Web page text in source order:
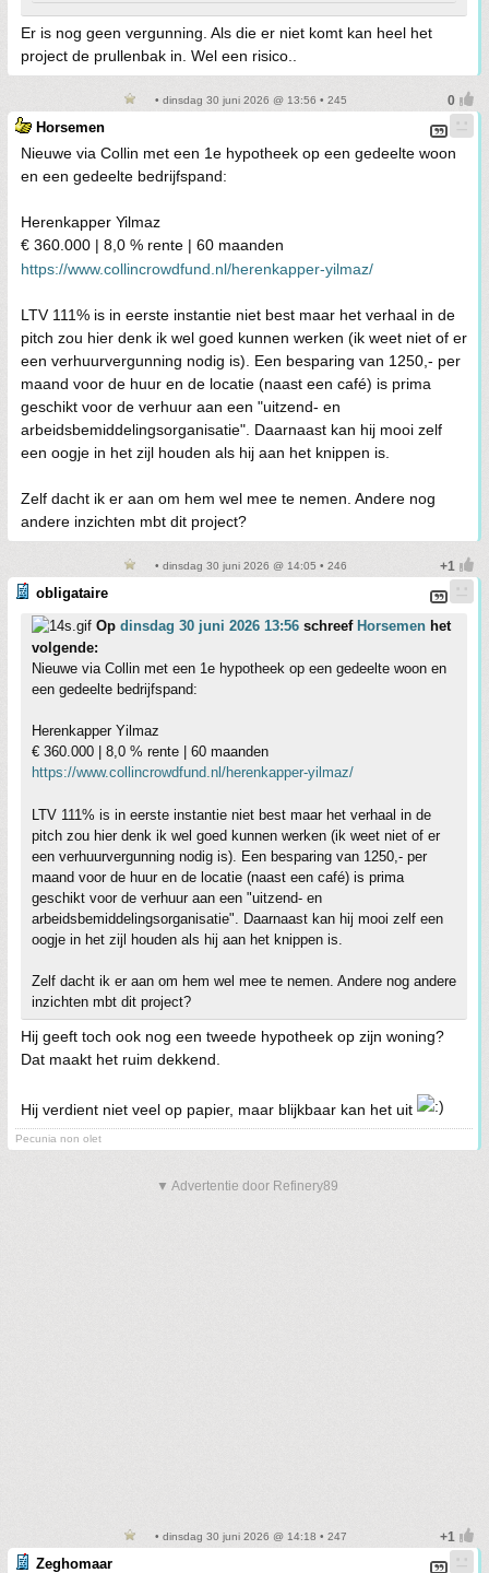
Er is nog geen vergunning. Als die er niet komt kan heel het
project de prullenbak in. Wel een risico..
• dinsdag 30 juni 2026 @ 13:56 • 245
Horsemen
Nieuwe via Collin met een 1e hypotheek op een gedeelte woon
en een gedeelte bedrijfspand:
Herenkapper Yilmaz
€ 360.000 | 8,0 % rente | 60 maanden
https://www.collincrowdfund.nl/herenkapper-yilmaz/
LTV 111% is in eerste instantie niet best maar het verhaal in de
pitch zou hier denk ik wel goed kunnen werken (ik weet niet of er
een verhuurvergunning nodig is). Een besparing van 1250,- per
maand voor de huur en de locatie (naast een café) is prima
geschikt voor de verhuur aan een "uitzend- en
arbeidsbemiddelingsorganisatie". Daarnaast kan hij mooi zelf
een oogje in het zijl houden als hij aan het knippen is.
Zelf dacht ik er aan om hem wel mee te nemen. Andere nog
andere inzichten mbt dit project?
• dinsdag 30 juni 2026 @ 14:05 • 246
obligataire
Op dinsdag 30 juni 2026 13:56 schreef Horsemen het
volgende:
Nieuwe via Collin met een 1e hypotheek op een gedeelte woon en
een gedeelte bedrijfspand:
Herenkapper Yilmaz
€ 360.000 | 8,0 % rente | 60 maanden
https://www.collincrowdfund.nl/herenkapper-yilmaz/
LTV 111% is in eerste instantie niet best maar het verhaal in de
pitch zou hier denk ik wel goed kunnen werken (ik weet niet of er
een verhuurvergunning nodig is). Een besparing van 1250,- per
maand voor de huur en de locatie (naast een café) is prima
geschikt voor de verhuur aan een "uitzend- en
arbeidsbemiddelingsorganisatie". Daarnaast kan hij mooi zelf een
oogje in het zijl houden als hij aan het knippen is.
Zelf dacht ik er aan om hem wel mee te nemen. Andere nog andere
inzichten mbt dit project?
Hij geeft toch ook nog een tweede hypotheek op zijn woning?
Dat maakt het ruim dekkend.
Hij verdient niet veel op papier, maar blijkbaar kan het uit
Pecunia non olet
▼ Advertentie door Refinery89
• dinsdag 30 juni 2026 @ 14:18 • 247
Zeghomaar